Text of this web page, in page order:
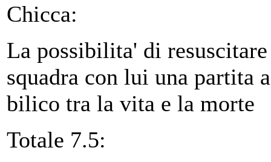
Chicca:
La possibilita' di
squadra con lui una partita
bilico tra la vita e la morte
Totale 7.5: